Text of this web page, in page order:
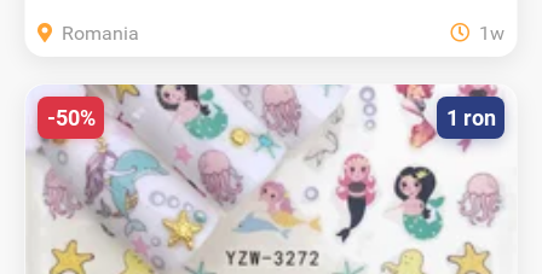
Romania 1w
1 ron
-50%